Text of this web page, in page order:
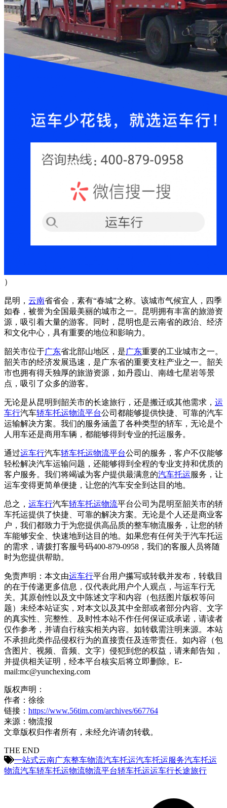
）
昆明， 云南省省会，素有“春城”之称。该城市气候宜人，四季
如春，被誉为全国最美丽的城市之一。昆明拥有丰富的旅游资
源，吸引着大量的游客。同时，昆明也是云南省的政治、经济
和文化中心，具有重要的地位和影响力。
韶关市位于广东省北部山地区，是广东重要的工业城市之一。
韶关市的经济发展迅速，是广东省的重要支柱产业之一。韶关
市也拥有得天独厚的旅游资源，如丹霞山、南雄七星岩等景
点，吸引了众多的游客。
无论是从昆明到韶关市的长途旅行，还是搬迁或其他需求， 运
车行汽车轿车托运物流平台公司都能够提供快捷、可靠的汽车
运输解决方案。我们的服务涵盖了各种类型的轿车，无论是个
人用车还是商用车辆，都能够得到专业的托运服务。
通过运车行汽车轿车托运物流平台公司的服务，客户不仅能够
轻松解决汽车运输问题，还能够得到全程的专业支持和优质的
客户服务。我们将竭诚为客户提供最满意的汽车托运服务，让
运车变得更简单便捷，让您的汽车安全到达目的地。
总之， 运车行汽车轿车托运物流平台公司为昆明至韶关市的轿
车托运提供了快捷、可靠的解决方案。无论是个人还是商业客
户，我们都致力于为您提供高品质的整车物流服务，让您的轿
车能够安全、快速地到达目的地。如果您有任何关于汽车托运
的需求，请拨打客服号码400-879-0958，我们的客服人员将随
时为您提供帮助。
免责声明：本文由运车行平台用户攥写或转载并发布，转载目
的在于传递更多信息，仅代表此用户个人观点，与运车行无
关。其原创性以及文中陈述文字和内容（包括图片版权等问
题）未经本站证实，对本文以及其中全部或者部分内容、文字
的真实性、完整性、及时性本站不作任何保证或承诺，请读者
仅作参考，并请自行核实相关内容。如转载需注明来源。本站
不承担此类作品侵权行为的直接责任及连带责任。如内容（包
含图片、视频、音频、文字）侵犯到您的权益，请来邮告知，
并提供相关证明，经本平台核实后将立即删除。E-
mail:mc@yunchexing.com
版权声明：
作者：徐徐
链接： https://www.56tim.com/archives/667764
来源：物流报
文章版权归作者所有，未经允许请勿转载。
THE END
一站式云南广东整车物流汽车托运汽车托运服务汽车托运
物流汽车轿车托运物流物流平台轿车托运运车行长途旅行